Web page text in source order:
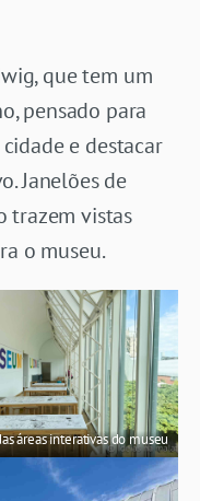
que tem um
pensado para
e destacar
Janelões de
trazem vistas
o museu.
áreas interativas do museu